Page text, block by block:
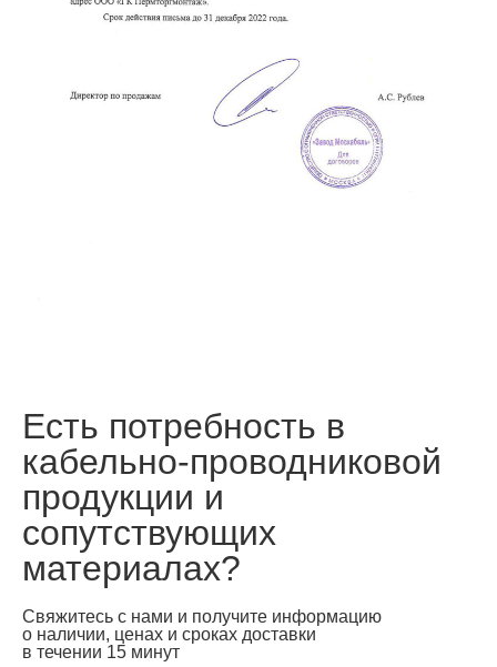
Есть потребность в
кабельно-проводниковой
продукции и
сопутствующих
материалах?
Свяжитесь с нами и получите информацию
о наличии, ценах и сроках доставки
в течении 15 минут